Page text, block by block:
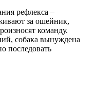
рефлекса –
за ошейник,
команду.
собака вынуждена
последовать